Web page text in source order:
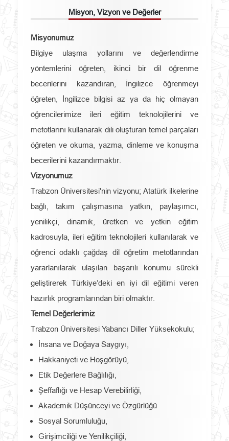
Misyon, Vizyon ve Değerler
Misyonumuz
Bilgiye ulaşma yollarını ve değerlendirme
yöntemlerini öğreten, ikinci bir dil öğrenme
becerilerini kazandıran, İngilizce öğrenmeyi
öğreten, İngilizce bilgisi az ya da hiç olmayan
öğrencilerimize ileri eğitim teknolojilerini ve
metotlarını kullanarak dili oluşturan temel parçaları
öğreten ve okuma, yazma, dinleme ve konuşma
becerilerini kazandırmaktır.
Vizyonumuz
Trabzon Üniversitesi'nin vizyonu; Atatürk ilkelerine
bağlı, takım çalışmasına yatkın, paylaşımcı,
yenilikçi, dinamik, üretken ve yetkin eğitim
kadrosuyla, ileri eğitim teknolojileri kullanılarak ve
öğrenci odaklı çağdaş dil öğretim metotlarından
yararlanılarak ulaşılan başarılı konumu sürekli
geliştirerek Türkiye’deki en iyi dil eğitimi veren
hazırlık programlarından biri olmaktır.
Temel Değerlerimiz
Trabzon Üniversitesi Yabancı Diller Yüksekokulu;
İnsana ve Doğaya Saygıyı,
Hakkaniyeti ve Hoşgörüyü,
Etik Değerlere Bağlılığı,
Şeffaflığı ve Hesap Verebilirliği,
Akademik Düşünceyi ve Özgürlüğü
Sosyal Sorumluluğu,
Girişimciliği ve Yenilikçiliği,